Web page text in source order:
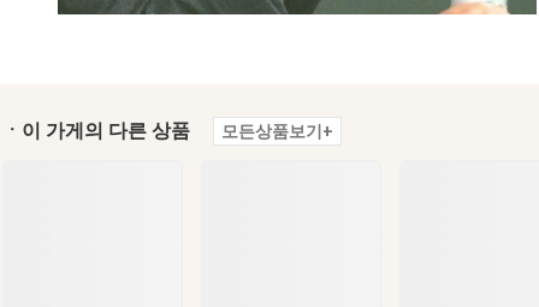
ㆍ이 가게의 다른 상품 모든상품보기+